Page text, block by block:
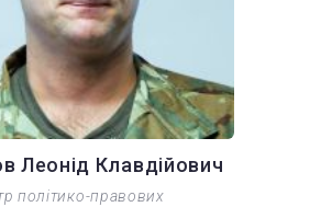
Леонід Клавдійович
політико-правових